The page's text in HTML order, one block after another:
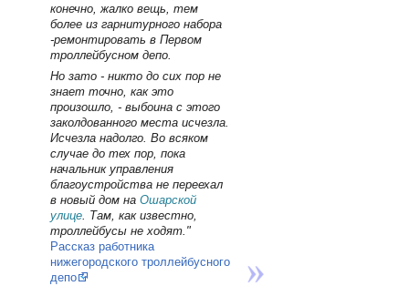
конечно, жалко вещь, тем
более из гарнитурного набора
-ремонтировать в Первом
троллейбусном депо.
Но зато - никто до сих пор не
знает точно, как это
произошло, - выбоина с этого
заколдованного места исчезла.
Исчезла надолго. Во всяком
случае до тех пор, пока
начальник управления
благоустройства не переехал
в новый дом наОшарской
улице. Там, как известно,
троллейбусы не ходят."
Рассказ работника
нижегородского троллейбусного
депо